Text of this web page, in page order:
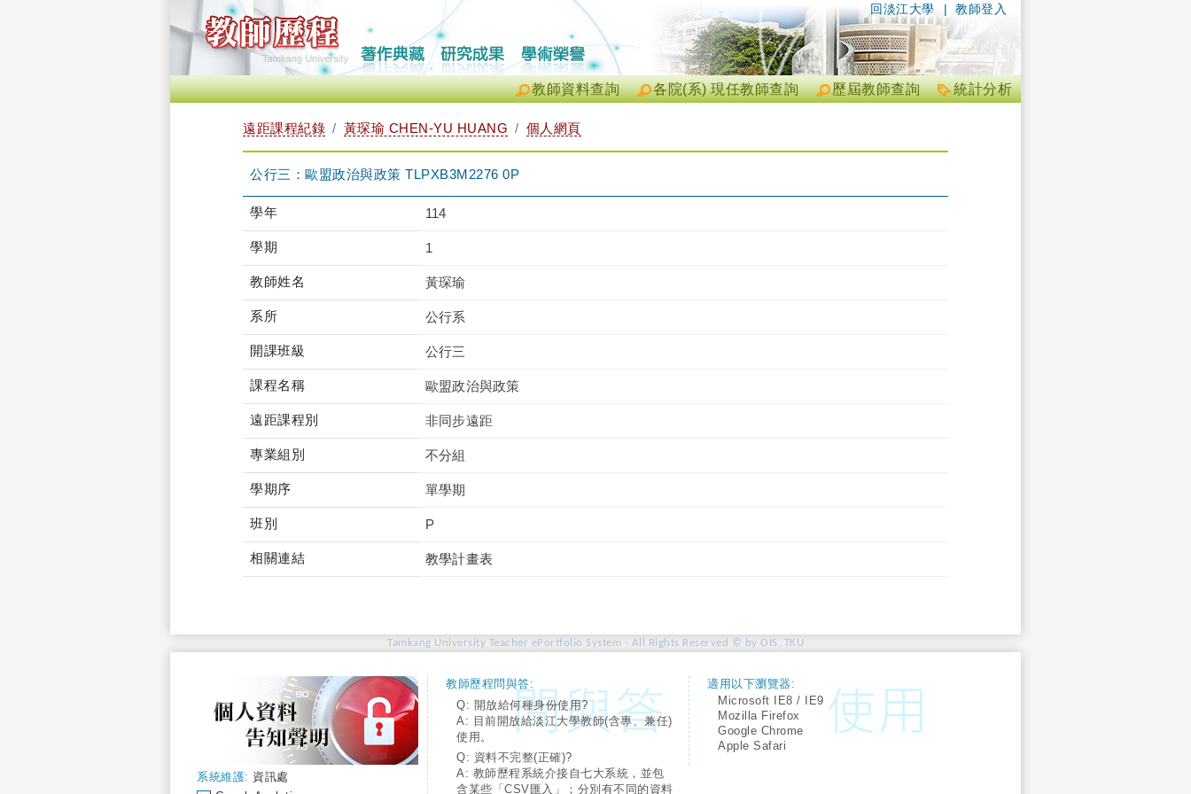
| 教師登入
回淡江大學
統計分析
歷屆教師查詢
各院(系) 現任教師查詢
教師資料查詢
遠距課程紀錄 黃琛瑜 CHEN-YU HUANG 個人網頁
公行三：歐盟政治與政策 TLPXB3M2276 0P
學年 114
學期 1
教師姓名 黃琛瑜
系所 公行系
開課班級 公行三
課程名稱 歐盟政治與政策
遠距課程別 非同步遠距
專業組別 不分組
學期序 單學期
班別 P
相關連結 教學計畫表
Tamkang University Teacher ePortfolio System - All Rights Reserved © by OIS, TKU
系統維護: 資訊處
教師歷程問與答:
Q: 開放給何種身份使用?
A: 目前開放給淡江大學教師(含專、兼任)
使用。
Q: 資料不完整(正確)?
A: 教師歷程系統介接自七大系統，並包
含某些「CSV匯入」；分別有不同的資料
適用以下瀏覽器:
Microsoft IE8 / IE9
Mozilla Firefox
Google Chrome
Apple Safari